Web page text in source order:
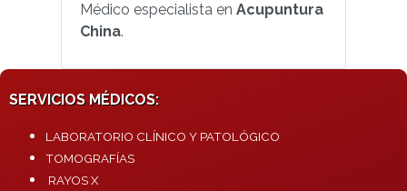
Médico especialista enAcupuntura
China.
SERVICIOS MÉDICOS:
LABORATORIO CLÍNICO Y PATOLÓGICO
TOMOGRAFÍAS
RAYOS X